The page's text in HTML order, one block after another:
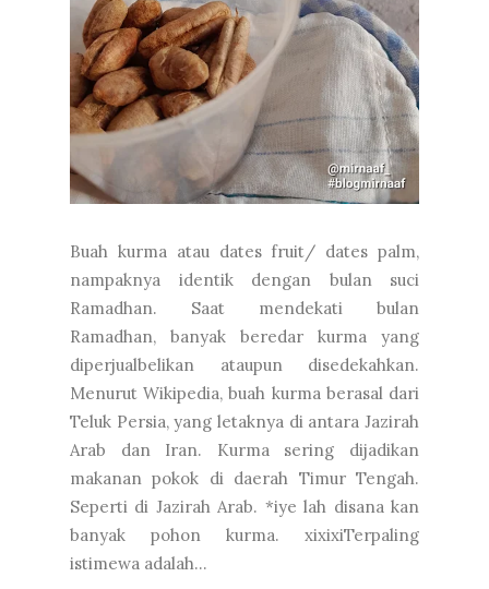
Buah kurma atau dates fruit/ dates palm,
nampaknya identik dengan bulan suci
Ramadhan. Saat mendekati bulan
Ramadhan, banyak beredar kurma yang
diperjualbelikan ataupun disedekahkan.
Menurut Wikipedia, buah kurma berasal dari
Teluk Persia, yang letaknya di antara Jazirah
Arab dan Iran. Kurma sering dijadikan
makanan pokok di daerah Timur Tengah.
Seperti di Jazirah Arab. *iye lah disana kan
banyak pohon kurma. xixixiTerpaling
istimewa adalah...